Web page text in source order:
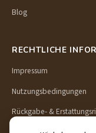
Blog
RECHTLICHE
Impressum
Nutzungsbedingungen
Rückgabe- &